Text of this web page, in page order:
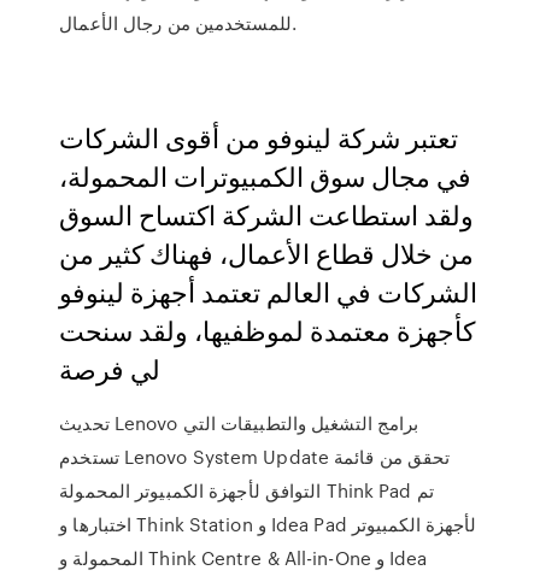
للمستخدمين من رجال الأعمال.
تعتبر شركة لينوفو من أقوى الشركات
في مجال سوق الكمبيوترات المحمولة،
ولقد استطاعت الشركة اكتساح السوق
من خلال قطاع الأعمال، فهناك كثير من
الشركات في العالم تعتمد أجهزة لينوفو
كأجهزة معتمدة لموظفيها، ولقد سنحت
لي فرصة
تحديث Lenovo برامج التشغيل والتطبيقات التي
تستخدم Lenovo System Update تحقق من قائمة
التوافق لأجهزة الكمبيوتر المحمولة Think Pad تم
اختبارها و Think Station و Idea Pad لأجهزة الكمبيوتر
المحمولة و Think Centre & All-in-One و Idea